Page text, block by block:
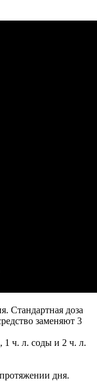
Стандартная доза
заменяют 3
1 ч. л. соды и 2 ч. л.
дня.